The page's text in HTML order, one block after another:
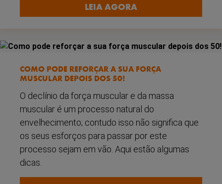
LEIA AGORA
COMO PODE REFORÇAR A SUA FORÇA
MUSCULAR DEPOIS DOS 50!
O declínio da força muscular e da massa
muscular é um processo natural do
envelhecimento; contudo isso não significa que
os seus esforços para passar por este
processo sejam em vão. Aqui estão algumas
dicas.